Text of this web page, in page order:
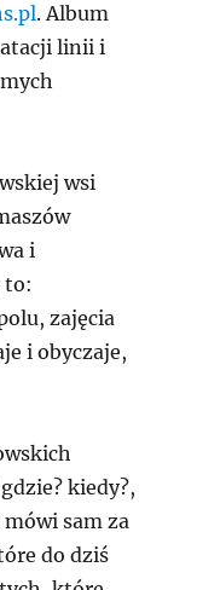
. Album
linii i
wsi
i
to:
zajęcia
i obyczaje,
kiedy?,
sam za
do dziś